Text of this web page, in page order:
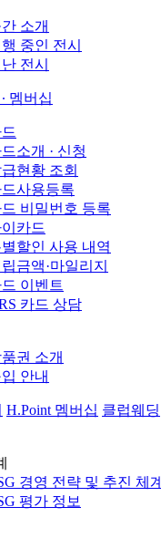
소개
중인 전시
전시
멤버십
소개 · 신청
현황 조회
사용등록
비밀번호 등록
카드
할인 사용 내역
금액·마일리지
이벤트
카드 상담
권 소개
안내
H.Point 멤버십 클럽웨딩
경영 전략 및 추진 체계
평가 정보